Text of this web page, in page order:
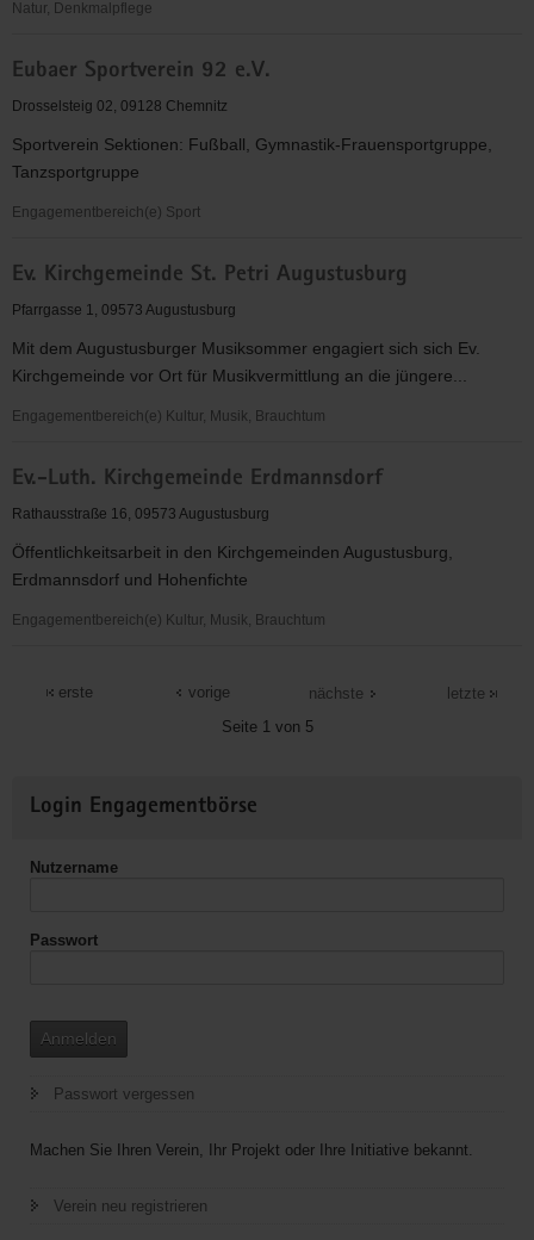
Natur, Denkmalpflege
Erdmannsdorf
/
e.V.
Eubaer Sportverein 92 e.V.
Drosselsteig 02, 09128 Chemnitz
Sportverein Sektionen: Fußball, Gymnastik-Frauensportgruppe,
Tanzsportgruppe
Engagementbereich(e) Sport
Sportverein
92
Ev. Kirchgemeinde St. Petri Augustusburg
Pfarrgasse 1, 09573 Augustusburg
Mit dem Augustusburger Musiksommer engagiert sich sich Ev.
Kirchgemeinde vor Ort für Musikvermittlung an die jüngere...
Engagementbereich(e) Kultur, Musik, Brauchtum
Kirchgemeinde
St.
Augustusburg
Ev.-Luth. Kirchgemeinde Erdmannsdorf
Rathausstraße 16, 09573 Augustusburg
Öffentlichkeitsarbeit in den Kirchgemeinden Augustusburg,
Erdmannsdorf und Hohenfichte
Engagementbereich(e) Kultur, Musik, Brauchtum
erste
vorige
Seite 1 von 5
nächste letzte
Informationen
Login Engagementbörse
Nutzername
Passwort
Anmelden
Passwort vergessen
Machen Sie Ihren Verein, Ihr Projekt oder Ihre Initiative bekannt.
Verein neu registrieren